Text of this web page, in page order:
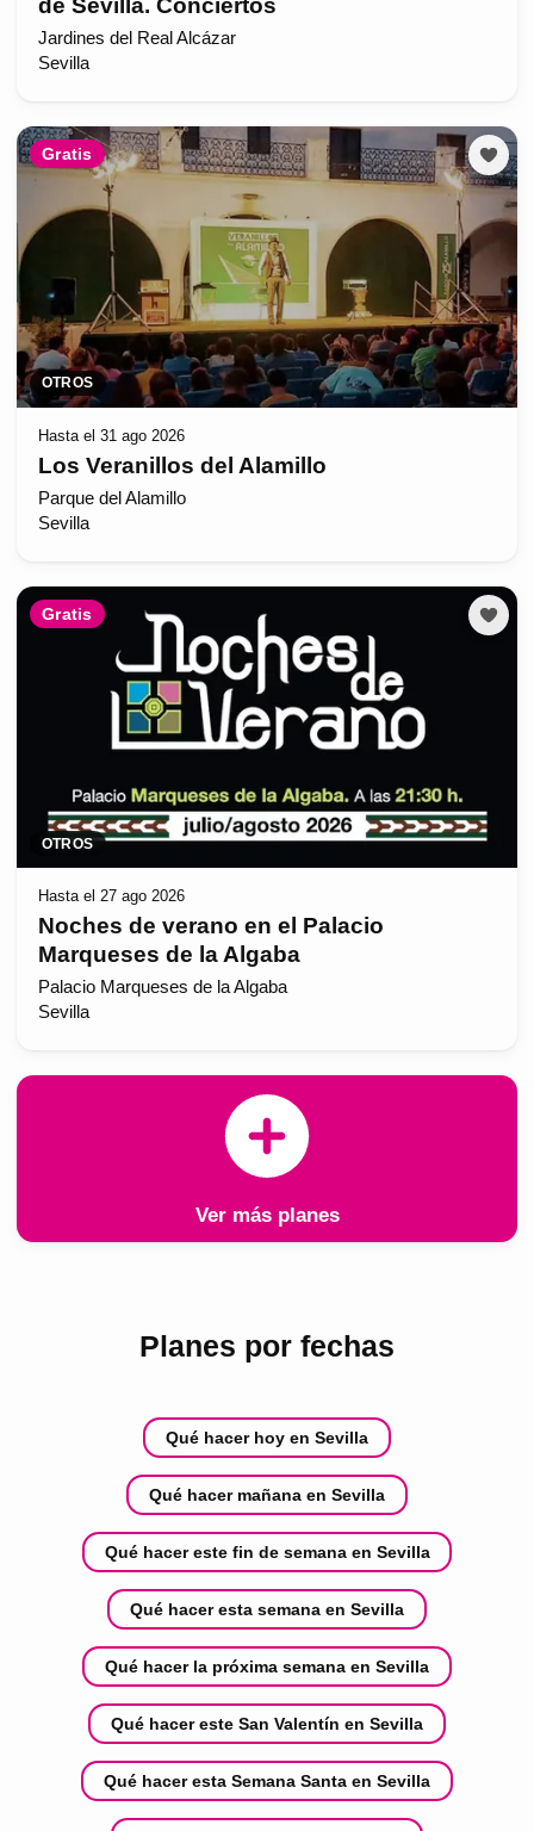
de Sevilla. Conciertos
Jardines del Real Alcázar
Sevilla
Gratis
OTROS
Hasta el 31 ago 2026
Los Veranillos del Alamillo
Parque del Alamillo
Sevilla
Gratis
OTROS
Hasta el 27 ago 2026
Noches de verano en el Palacio
Marqueses de la Algaba
Palacio Marqueses de la Algaba
Sevilla
Ver más planes
Planes por fechas
Qué hacer hoy en Sevilla
Qué hacer mañana en Sevilla
Qué hacer este fin de semana en Sevilla
Qué hacer esta semana en Sevilla
Qué hacer la próxima semana en Sevilla
Qué hacer este San Valentín en Sevilla
Qué hacer esta Semana Santa en Sevilla